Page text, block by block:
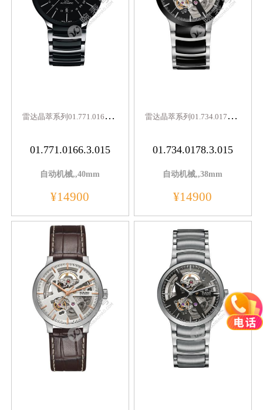
雷
达晶萃系列01.771.0166.3.015
01.771.0166.3.015
自动机械,,40mm
¥14900
雷
达晶萃系列01.734.0178.3.015
01.734.0178.3.015
自动机械,,38mm
¥14900